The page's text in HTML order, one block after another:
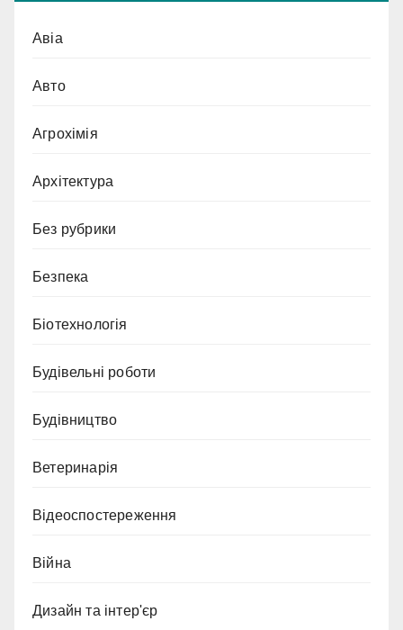
Авіа
Авто
Агрохімія
Архітектура
Без рубрики
Безпека
Біотехнологія
Будівельні роботи
Будівництво
Ветеринарія
Відеоспостереження
Війна
Дизайн та інтер'єр